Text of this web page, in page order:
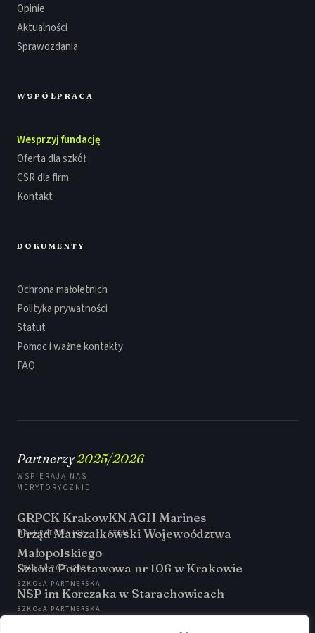
Opinie
Aktualności
Sprawozdania
WSPÓŁPRACA
Wesprzyj fundację
Oferta dla szkół
CSR dla firm
Kontakt
DOKUMENTY
Ochrona małoletnich
Polityka prywatności
Statut
Pomoc i ważne kontakty
FAQ
Partnerzy2025/2026
WSPIERAJĄ NAS
MERYTORYCZNIE
GRPCK Krakow
MALI RATOWNICY
KN AGH Marines
STEM
Urząd Marszałkowski Wojewoództwa
Małopolskiego
GRANTY 2025/2026
Szkoła Podstawowa nr 106 w Krakowie
SZKOŁA PARTNERSKA
NSP im Korczaka w Starachowicach
SZKOŁA PARTNERSKA
GirsGetSET